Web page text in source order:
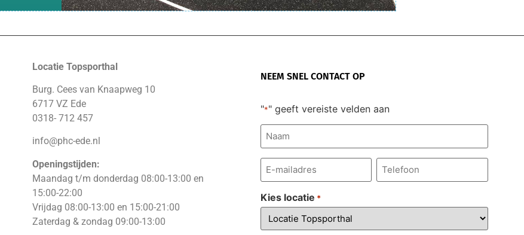
Locatie Topsporthal
Burg. Cees van Knaapweg 10
6717 VZ Ede
0318- 712 457
info@phc-ede.nl
Openingstijden:
Maandag t/m donderdag 08:00-13:00 en
15:00-22:00
Vrijdag 08:00-13:00 en 15:00-21:00
Zaterdag & zondag 09:00-13:00
NEEM SNEL CONTACT OP
"*" geeft vereiste velden aan
Naam
E-
mailadres
*
Telefoonnummer
Kies locatie *